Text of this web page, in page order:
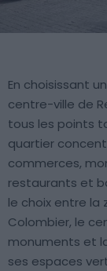
En choisissant
centre-ville de
tous les points
quartier
commerces,
restaurants et
le choix entre la
Colombier, le
monuments et
ses espaces